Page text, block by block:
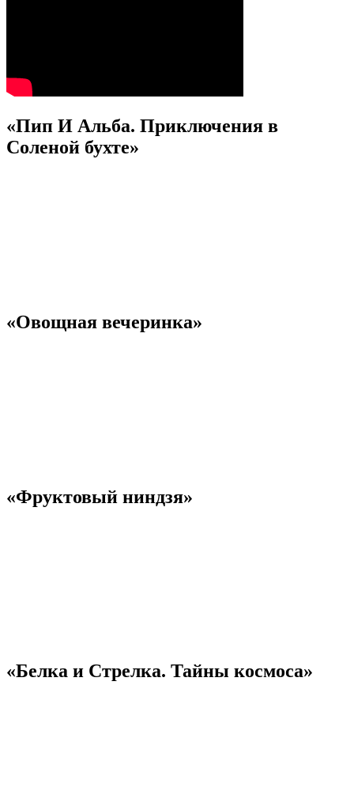
«Пип И Альба. Приключения в
Соленой бухте»
«Овощная вечеринка»
«Фруктовый ниндзя»
«Белка и Стрелка. Тайны космоса»